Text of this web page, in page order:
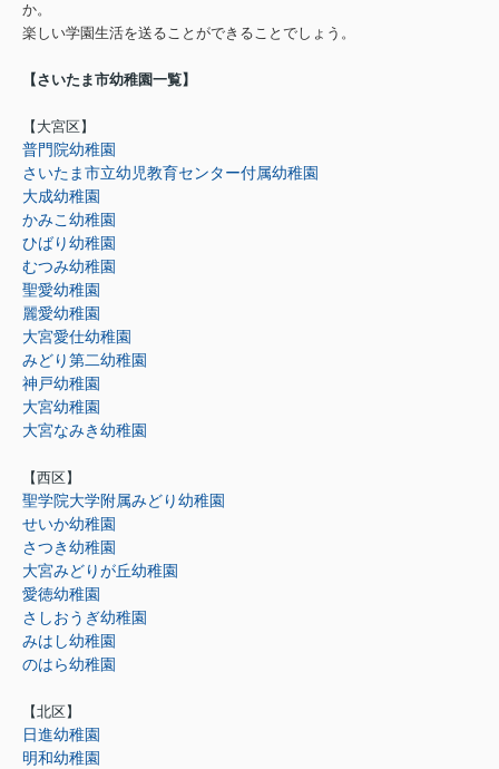
か。
楽しい学園生活を送ることができることでしょう。
【さいたま市幼稚園一覧】
【大宮区】
普門院幼稚園
さいたま市立幼児教育センター付属幼稚園
大成幼稚園
かみこ幼稚園
ひばり幼稚園
むつみ幼稚園
聖愛幼稚園
麗愛幼稚園
大宮愛仕幼稚園
みどり第二幼稚園
神戸幼稚園
大宮幼稚園
大宮なみき幼稚園
【西区】
聖学院大学附属みどり幼稚園
せいか幼稚園
さつき幼稚園
大宮みどりが丘幼稚園
愛徳幼稚園
さしおうぎ幼稚園
みはし幼稚園
のはら幼稚園
【北区】
日進幼稚園
明和幼稚園